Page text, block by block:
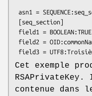
Cet exemple
contenue